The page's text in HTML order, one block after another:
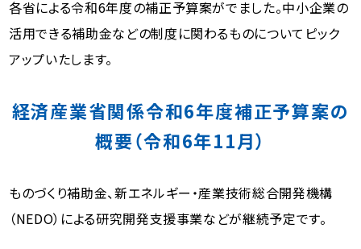
各省による令和6年度の補正予算案がでました。中小企業の
活用できる補助金などの制度に関わるものについてピック
アップいたします。
経済産業省関係令和6年度補正予算案の
概要（令和6年11月）
ものづくり補助金、新エネルギー・産業技術総合開発機構
（NEDO）による研究開発支援事業などが継続予定です。